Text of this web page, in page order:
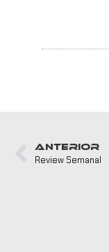
ANTERIOR
Review Semanal